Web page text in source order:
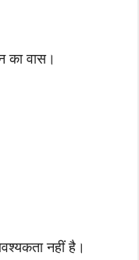
का वास।
नहीं है।